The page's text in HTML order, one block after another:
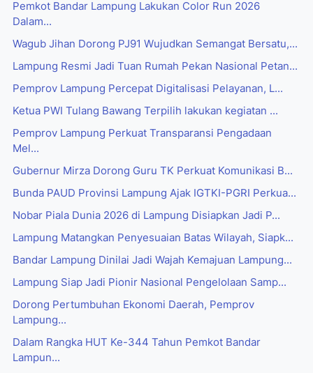
Pemkot Bandar Lampung Lakukan Color Run 2026
Dalam...
Wagub Jihan Dorong PJ91 Wujudkan Semangat Bersatu,...
Lampung Resmi Jadi Tuan Rumah Pekan Nasional Petan...
Pemprov Lampung Percepat Digitalisasi Pelayanan, L...
Ketua PWI Tulang Bawang Terpilih lakukan kegiatan ...
Pemprov Lampung Perkuat Transparansi Pengadaan
Mel...
Gubernur Mirza Dorong Guru TK Perkuat Komunikasi B...
Bunda PAUD Provinsi Lampung Ajak IGTKI-PGRI Perkua...
Nobar Piala Dunia 2026 di Lampung Disiapkan Jadi P...
Lampung Matangkan Penyesuaian Batas Wilayah, Siapk...
Bandar Lampung Dinilai Jadi Wajah Kemajuan Lampung...
Lampung Siap Jadi Pionir Nasional Pengelolaan Samp...
Dorong Pertumbuhan Ekonomi Daerah, Pemprov
Lampung...
Dalam Rangka HUT Ke-344 Tahun Pemkot Bandar
Lampun...